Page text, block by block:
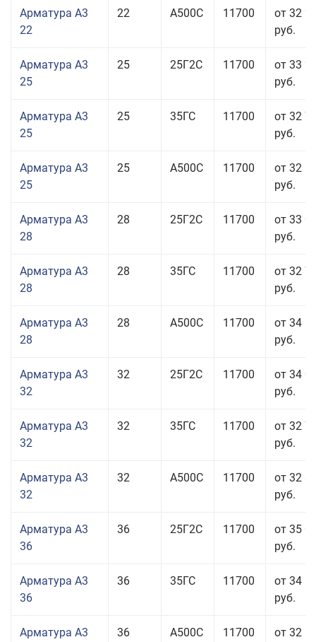
Арматура А3
22
22 А500С 11700
от 32
руб.
Арматура А3
25
25 25Г2С 11700
от 33
руб.
Арматура А3
25
25 35ГС 11700
от 32
руб.
Арматура А3
25
25 А500С 11700
от 32
руб.
Арматура А3
28
28 25Г2С 11700
от 33
руб.
Арматура А3
28
28 35ГС 11700
от 32
руб.
Арматура А3
28
28 А500С 11700
от 34
руб.
Арматура А3
32
32 25Г2С 11700
от 34
руб.
Арматура А3
32
32 35ГС 11700
от 32
руб.
Арматура А3
32
32 А500С 11700
от 32
руб.
Арматура А3
36
36 25Г2С 11700
от 35
руб.
Арматура А3
36
36 35ГС 11700
от 34
руб.
Арматура А3
36 А500С 11700
от 32